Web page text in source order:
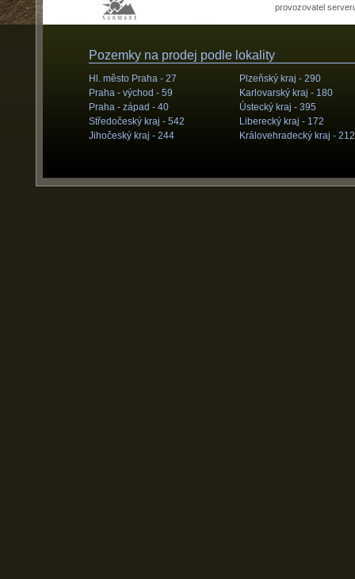
provozovatel
Pozemky na prodej podle lokality
Hl. město Praha - 27
Praha - východ - 59
Praha - západ - 40
Středočeský kraj - 542
Jihočeský kraj - 244
Plzeňský kraj - 290
Karlovarský kraj - 180
Ústecký kraj - 395
Liberecký kraj - 172
Královehradecký kraj - 212